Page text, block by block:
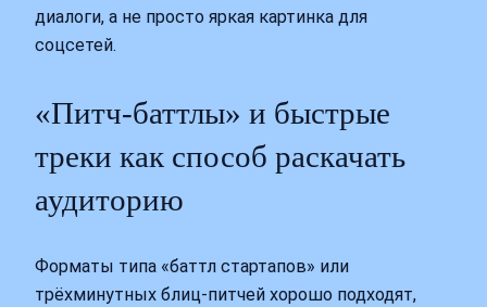
диалоги, а не просто яркая картинка для
соцсетей.
«Питч-баттлы» и быстрые
треки как способ раскачать
аудиторию
Форматы типа «баттл стартапов» или
трёхминутных блиц-питчей хорошо подходят,